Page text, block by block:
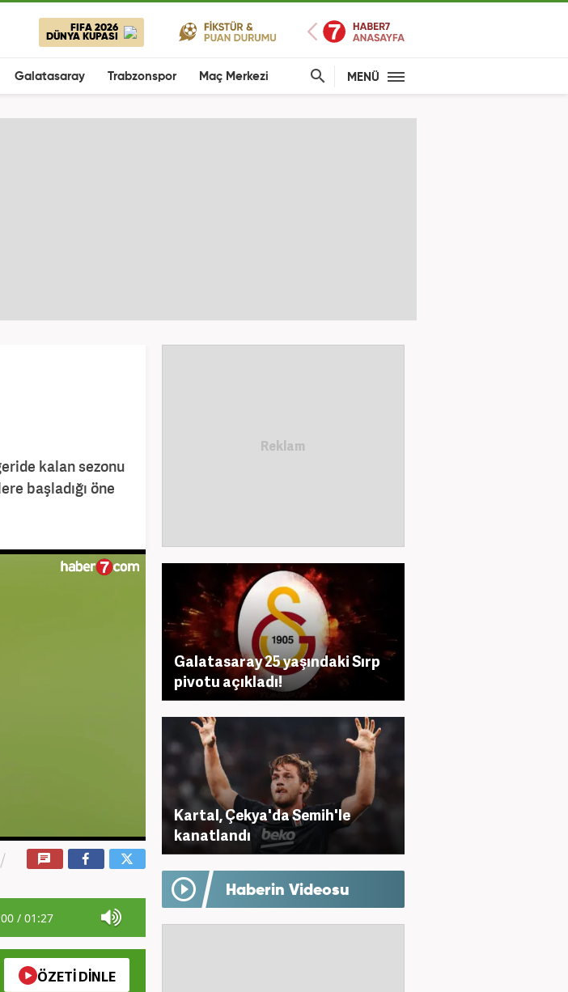
FIFA 2026
DÜNYA KUPASI
Galatasaray Trabzonspor Maç Merkezi MENÜ
kalan sezonu
başladığı öne
/ 01:27
ÖZETİ DİNLE
Galatasaray 25 yaşındaki Sırp
pivotu açıkladı!
Kartal, Çekya'da Semih'le
kanatlandı
Haberin Videosu